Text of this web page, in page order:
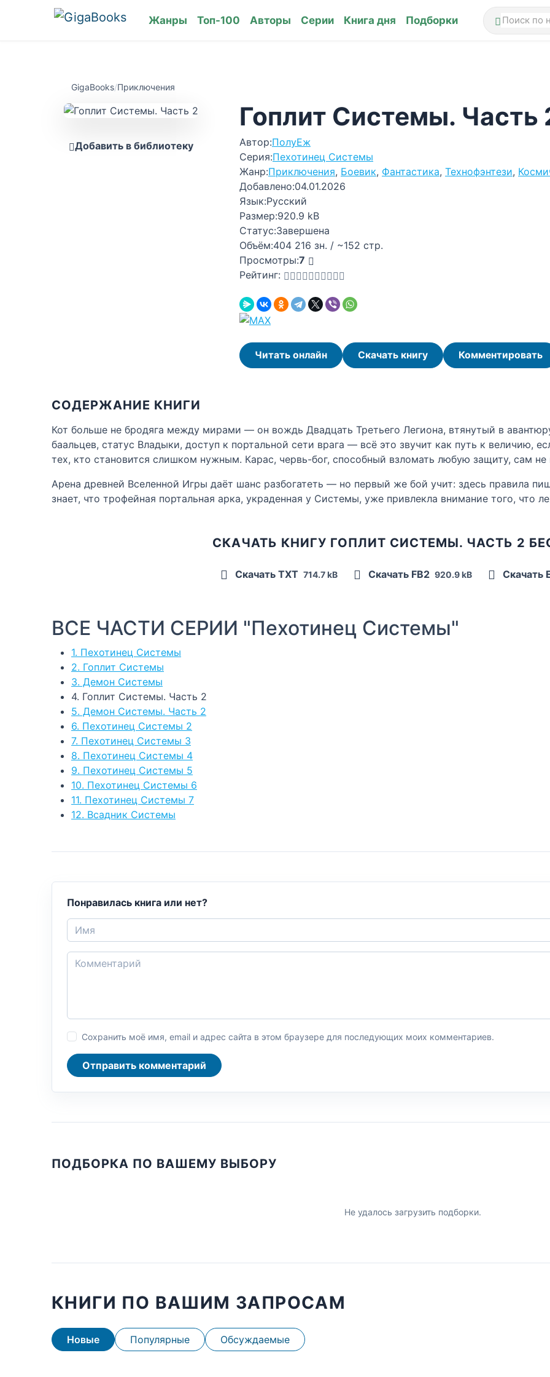
Жанры Топ-100 Авторы Серии Книга дня Подборки
GigaBooks/Приключения
Добавить в библиотеку
Гоплит Системы. Часть
Автор:ПолуЕж
Серия:Пехотинец Системы
Жанр:Приключения, Боевик, Фантастика, Технофэнтези,
Добавлено:04.01.2026
Язык:Русский
Размер:920.9 kB
Статус:Завершена
Объём:404 216 зн. / ~152 стр.
Просмотры:7
Рейтинг:
Читать онлайн Скачать книгу Комментировать
СОДЕРЖАНИЕ КНИГИ
Кот больше не бродяга между мирами — он вождь Двадцать Третьего Легиона, втянутый в
баальцев, статус Владыки, доступ к портальной сети врага — всё это звучит как путь к величию,
тех, кто становится слишком нужным. Карас, червь-бог, способный взломать любую защиту, сам не
Арена древней Вселенной Игры даёт шанс разбогатеть — но первый же бой учит: здесь правила
знает, что трофейная портальная арка, украденная у Системы, уже привлекла внимание того, что
СКАЧАТЬ КНИГУ ГОПЛИТ СИСТЕМЫ. ЧАСТЬ 2
Скачать TXT 714.7 kB Скачать FB2 920.9 kB Скачать
ВСЕ ЧАСТИ СЕРИИ "Пехотинец Системы"
1. Пехотинец Системы
2. Гоплит Системы
3. Демон Системы
4. Гоплит Системы. Часть 2
5. Демон Системы. Часть 2
6. Пехотинец Системы 2
7. Пехотинец Системы 3
8. Пехотинец Системы 4
9. Пехотинец Системы 5
10. Пехотинец Системы 6
11. Пехотинец Системы 7
12. Всадник Системы
Понравилась книга или нет?
Сохранить моё имя, email и адрес сайта в этом браузере для последующих моих комментариев.
Отправить комментарий
ПОДБОРКА ПО ВАШЕМУ ВЫБОРУ
Не удалось загрузить подборки.
КНИГИ ПО ВАШИМ ЗАПРОСАМ
Новые Популярные Обсуждаемые